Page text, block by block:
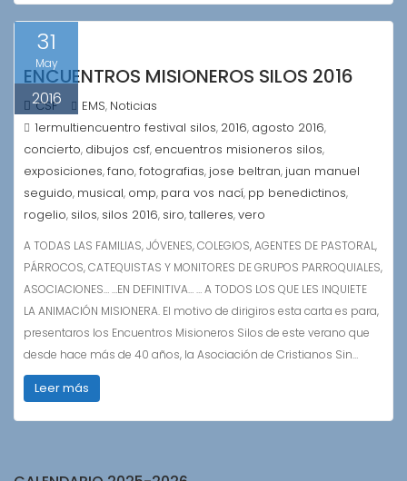
31
May
2016
ENCUENTROS MISIONEROS SILOS 2016
CSF EMS, Noticias
1ermultiencuentro festival silos, 2016, agosto 2016,
concierto, dibujos csf, encuentros misioneros silos,
exposiciones,fano,fotografias, jose beltran, juan manuel
seguido, musical, omp, para vos nací, pp benedictinos,
rogelio, silos, silos 2016, siro,talleres,vero
A TODAS LAS FAMILIAS, JÓVENES, COLEGIOS, AGENTES DE PASTORAL,
PÁRROCOS, CATEQUISTAS Y MONITORES DE GRUPOS PARROQUIALES,
ASOCIACIONES… …EN DEFINITIVA… … A TODOS LOS QUE LES INQUIETE
LA ANIMACIÓN MISIONERA. El motivo de dirigiros esta carta es para,
presentaros los Encuentros Misioneros Silos de este verano que
desde hace más de 40 años, la Asociación de Cristianos Sin…
Leer más